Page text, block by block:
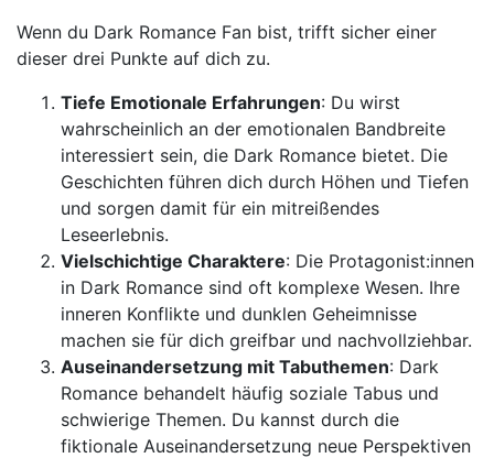
Wenn du Dark Romance Fan bist, trifft sicher einer
dieser drei Punkte auf dich zu.
Tiefe Emotionale Erfahrungen: Du wirst
wahrscheinlich an der emotionalen Bandbreite
interessiert sein, die Dark Romance bietet. Die
Geschichten führen dich durch Höhen und Tiefen
und sorgen damit für ein mitreißendes
Leseerlebnis.
Vielschichtige Charaktere: Die Protagonist:innen
in Dark Romance sind oft komplexe Wesen. Ihre
inneren Konflikte und dunklen Geheimnisse
machen sie für dich greifbar und nachvollziehbar.
Auseinandersetzung mit Tabuthemen: Dark
Romance behandelt häufig soziale Tabus und
schwierige Themen. Du kannst durch die
fiktionale Auseinandersetzung neue Perspektiven